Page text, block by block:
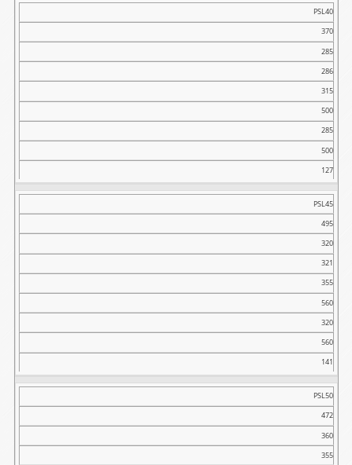
PSL40
370
285
286
315
500
285
500
127
PSL45
495
320
321
355
560
320
560
141
PSL50
472
360
355